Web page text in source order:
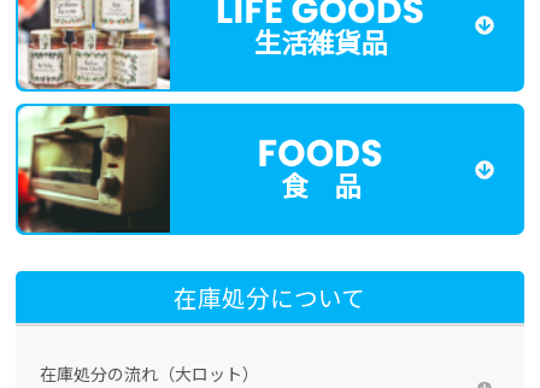
生活雑貨品
食 品
在庫処分について
在庫処分の流れ（大ロット）